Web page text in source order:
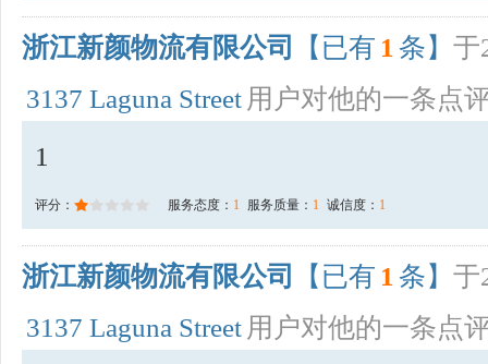
浙江新颜物流有限公司 【已有 1 条】 于
3137 Laguna Street 用户对他的一条点
1
评分： 服务态度： 1 服务质量： 1 诚信度： 1
浙江新颜物流有限公司 【已有 1 条】 于
3137 Laguna Street 用户对他的一条点